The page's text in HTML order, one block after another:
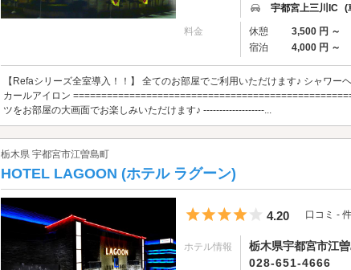
宇都宮上三川IC (
料金 休憩 3,500 円 ～
宿泊
4,000 円 ～
【Refaシリーズ全室導入！！】 全てのお部屋でご利用いただけます♪ シャワ
カールアイロン
ツをお部屋の大画面でお楽しみいただけます♪ -------------------...
栃木県 宇都宮市江曽島町
HOTEL LAGOON (ホテル ラグーン)
5つ星のうち4
4.20 口コミ - 件
ホテル情報
栃木県宇都宮市江
028-651-4666